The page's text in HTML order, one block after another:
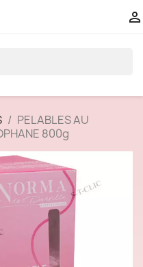

PELABLES AU
800g